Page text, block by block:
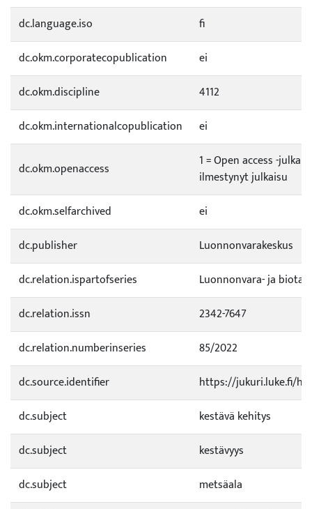
dc.language.iso
fi
dc.okm.corporatecopublication
ei
dc.okm.discipline
4112
dc.okm.internationalcopublication
ei
dc.okm.openaccess
1 = Open access -
ilmestynyt julkaisu
dc.okm.selfarchived
ei
dc.publisher
Luonnonvarakeskus
dc.relation.ispartofseries
Luonnonvara- ja
dc.relation.issn
2342-7647
dc.relation.numberinseries
85/2022
dc.source.identifier
https://jukuri.luke.fi/
dc.subject
kestävä kehitys
dc.subject
kestävyys
dc.subject
metsäala